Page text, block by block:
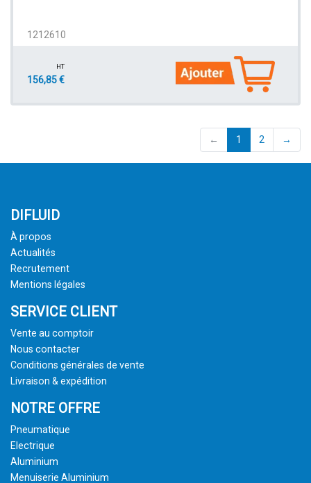
1212610
HT
156,85 €
← 1 (current)
2 →
DIFLUID
À propos
Actualités
Recrutement
Mentions légales
SERVICE CLIENT
Vente au comptoir
Nous contacter
Conditions générales de vente
Livraison & expédition
NOTRE OFFRE
Pneumatique
Electrique
Aluminium
Menuiserie Aluminium